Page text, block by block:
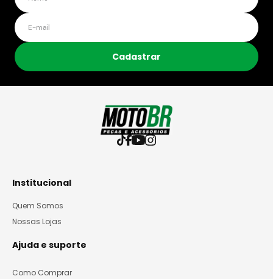
Cadastrar
Institucional
Quem Somos
Nossas Lojas
Ajuda e suporte
Como Comprar